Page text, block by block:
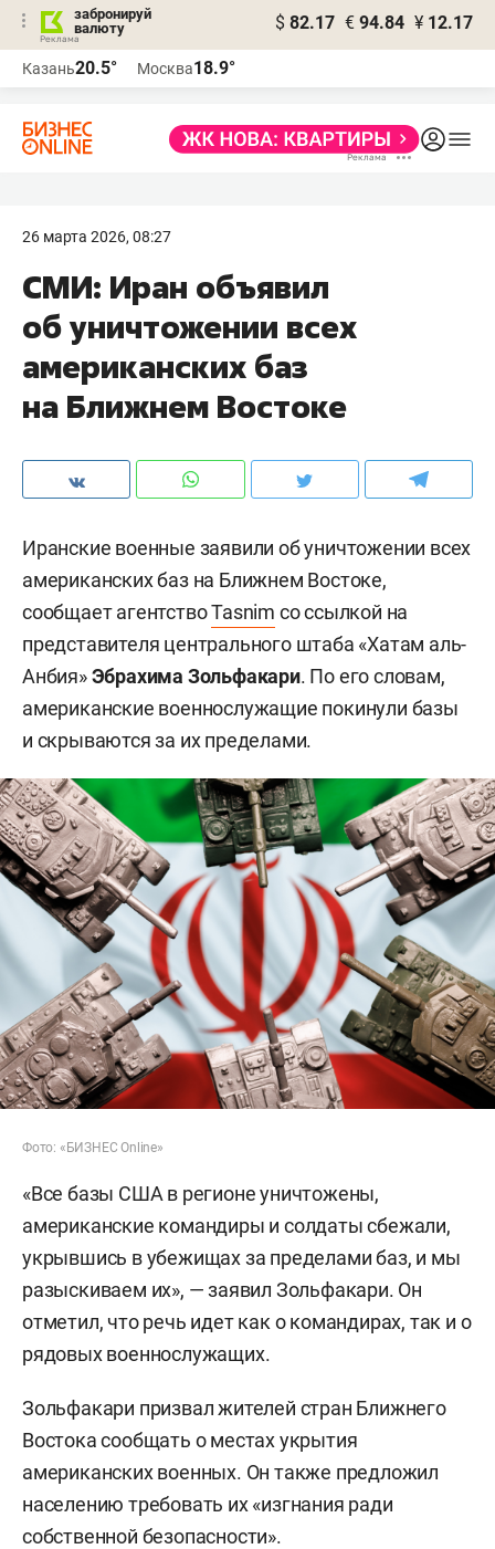
забронируй
валюту
$ 82.17 € 94.84 ¥ 12.17
Казань20.5° Москва18.9°
26 марта 2026, 08:27
СМИ: Иран объявил
об уничтожении всех
американских баз
на Ближнем Востоке
Иранские военные заявили об уничтожении всех
американских баз на Ближнем Востоке,
сообщает агентствоTasnim со ссылкой на
представителя центрального штаба «Хатам аль-
Анбия»Эбрахима Зольфакари. По его словам,
американские военнослужащие покинули базы
и скрываются за их пределами.
Фото: «БИЗНЕС Online»
«Все базы США в регионе уничтожены,
американские командиры и солдаты сбежали,
укрывшись в убежищах за пределами баз, и мы
разыскиваем их», — заявил Зольфакари. Он
отметил, что речь идет как о командирах, так и о
рядовых военнослужащих.
Зольфакари призвал жителей стран Ближнего
Востока сообщать о местах укрытия
американских военных. Он также предложил
населению требовать их «изгнания ради
собственной безопасности».